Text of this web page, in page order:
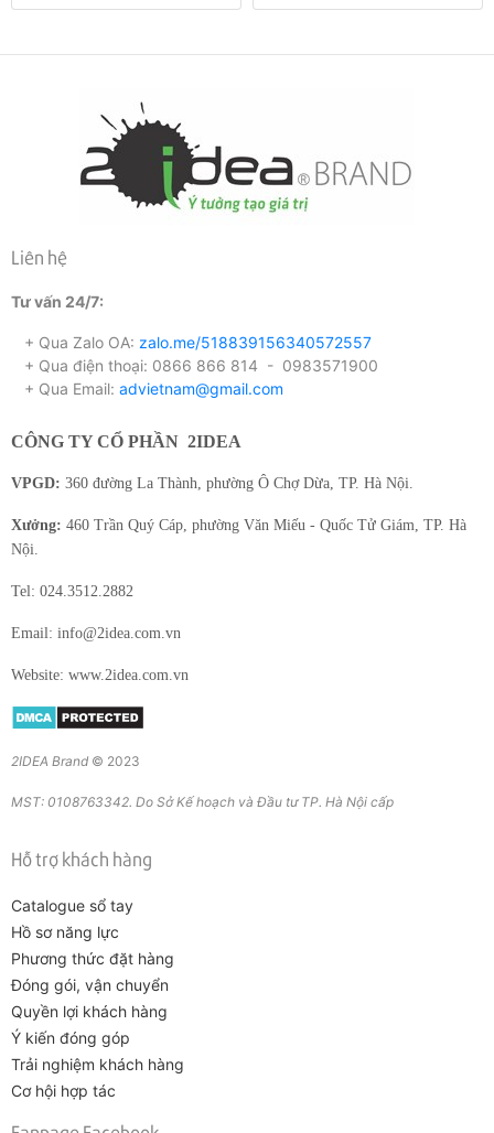
Liên hệ
Tư vấn 24/7:
+ Qua Zalo OA: zalo.me/518839156340572557
+ Qua điện thoại: 0866 866 814 - 0983571900
+ Qua Email: advietnam@gmail.com
CÔNG TY CỔ PHẦN 2IDEA
VPGD: 360 đường La Thành, phường Ô Chợ Dừa, TP. Hà Nội.
Xưởng: 460 Trần Quý Cáp, phường Văn Miếu - Quốc Tử Giám, TP. Hà
Nội.
Tel: 024.3512.2882
Email: info@2idea.com.vn
Website: www.2idea.com.vn
2IDEA Brand © 2023
MST: 0108763342. Do Sở Kế hoạch và Đầu tư TP. Hà Nội cấp
Hỗ trợ khách hàng
Catalogue sổ tay
Hồ sơ năng lực
Phương thức đặt hàng
Đóng gói, vận chuyển
Quyền lợi khách hàng
Ý kiến đóng góp
Trải nghiệm khách hàng
Cơ hội hợp tác